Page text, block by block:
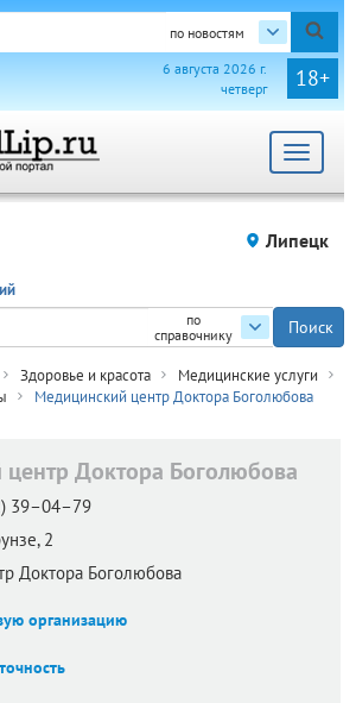
по новостям
18+
6 августа 2026 г.
четверг
Toggle
Липецк
по
справочнику
Здоровье и красота
Медицинские услуги
Медицинский центр Доктора Боголюбова
Доктора Боголюбова
39–04–79
2
Доктора Боголюбова
организацию